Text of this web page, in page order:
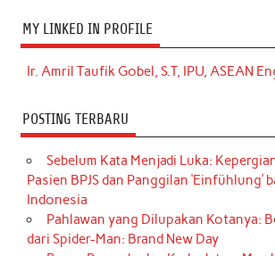
MY LINKED IN PROFILE
Ir. Amril Taufik Gobel, S.T, IPU, ASEAN
POSTING TERBARU
Sebelum Kata Menjadi Luka:
Pasien BPJS dan Panggilan ‘Einfühlung’
Indonesia
Pahlawan yang Dilupakan Kotanya:
dari Spider-Man: Brand New Day